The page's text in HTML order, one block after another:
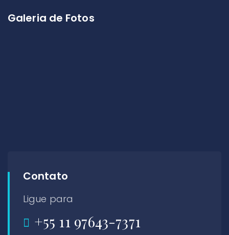
Galeria de Fotos
Contato
Ligue para
+55 11 97643-7371